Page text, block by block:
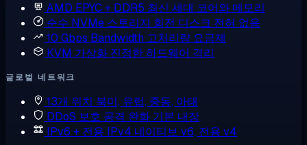
AMD EPYC + DDR5 최신 세대 코어와 메모리
순수 NVMe 스토리지 회전 디스크 전혀 없음
10 Gbps Bandwidth 고처리량 요금제
KVM 가상화 진정한 하드웨어 격리
글로벌 네트워크
13개 위치 북미, 유럽, 중동, 아태
DDoS 보호 공격 완화 기본 내장
IPv6 + 전용 IPv4 네이티브 v6, 전용 v4